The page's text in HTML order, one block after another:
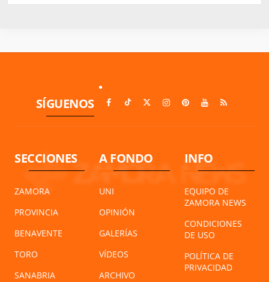
SÍGUENOS
SECCIONES
ZAMORA
PROVINCIA
BENAVENTE
TORO
SANABRIA
A FONDO
UNI
OPINIÓN
GALERÍAS
VÍDEOS
ARCHIVO
INFO
EQUIPO DE
ZAMORA NEWS
CONDICIONES
DE USO
POLÍTICA DE
PRIVACIDAD